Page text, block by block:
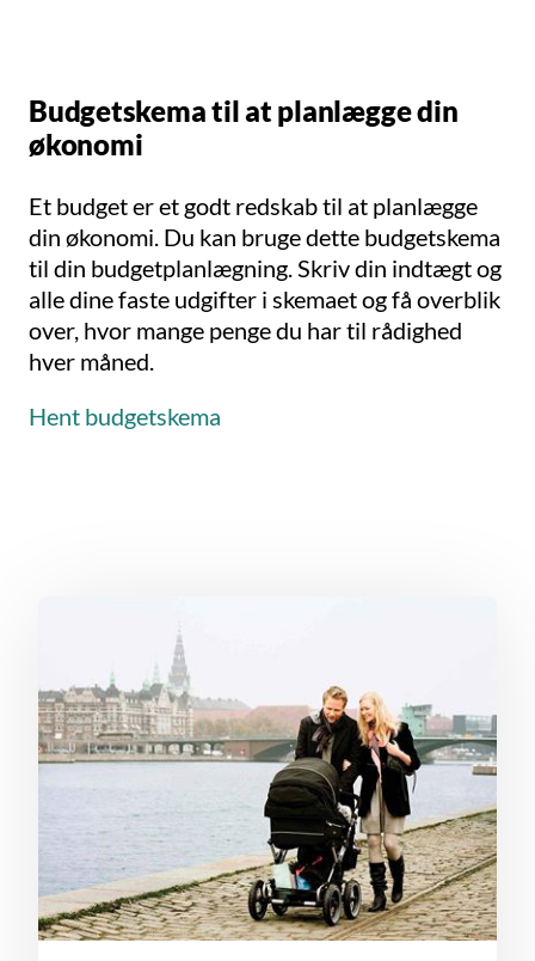
Budgetskema til at planlægge din
økonomi
Et budget er et godt redskab til at planlægge
din økonomi. Du kan bruge dette budgetskema
til din budgetplanlægning. Skriv din indtægt og
alle dine faste udgifter i skemaet og få overblik
over, hvor mange penge du har til rådighed
hver måned.
Hent budgetskema